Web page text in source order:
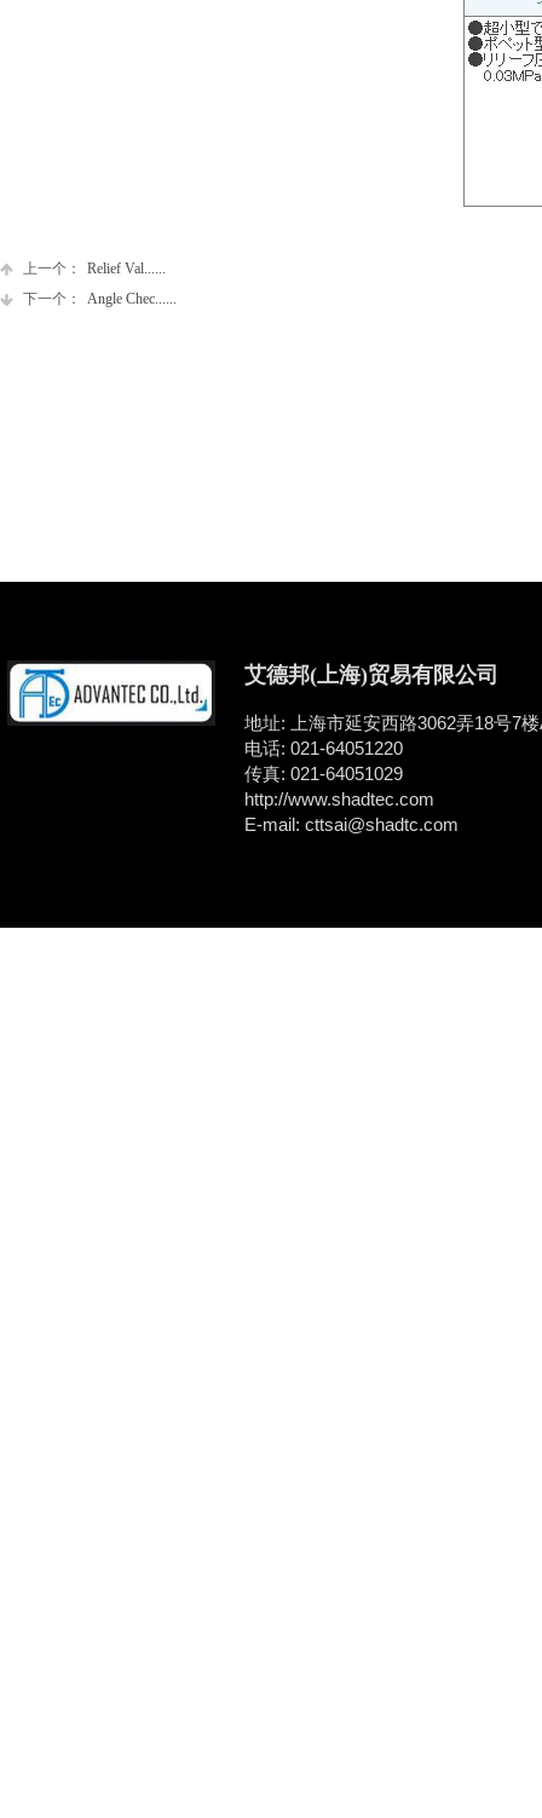
上一个：
Relief Val......
下一个：
Angle Chec......
艾德邦(上海)贸易有限公司
地址: 上海市延安西路3062弄18号7
电话: 021-64051220
传真: 021-64051029
http://www.shadtec.com
E-mail: cttsai@shadtc.com